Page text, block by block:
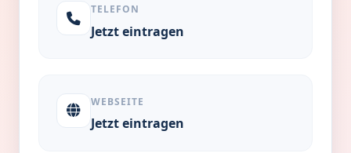
TELEFON
Jetzt eintragen
WEBSEITE
Jetzt eintragen